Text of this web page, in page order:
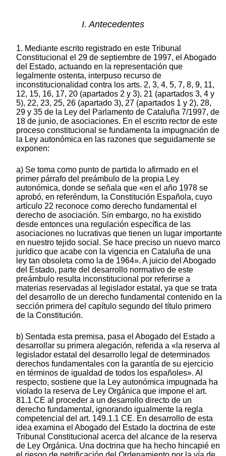
I. Antecedentes
1. Mediante escrito registrado en este Tribunal
Constitucional el 29 de septiembre de 1997, el Abogado
del Estado, actuando en la representación que
legalmente ostenta, interpuso recurso de
inconstitucionalidad contra los arts. 2, 3, 4, 5, 7, 8, 9, 11,
12, 15, 16, 17, 20 (apartados 2 y 3), 21 (apartados 3, 4 y
5), 22, 23, 25, 26 (apartado 3), 27 (apartados 1 y 2), 28,
29 y 35 de la Ley del Parlamento de Cataluña 7/1997, de
18 de junio, de asociaciones. En el escrito rector de este
proceso constitucional se fundamenta la impugnación de
la Ley autonómica en las razones que seguidamente se
exponen:
a) Se toma como punto de partida lo afirmado en el
primer párrafo del preámbulo de la propia Ley
autonómica, donde se señala que «en el año 1978 se
aprobó, en referéndum, la Constitución Española, cuyo
artículo 22 reconoce como derecho fundamental el
derecho de asociación. Sin embargo, no ha existido
desde entonces una regulación específica de las
asociaciones no lucrativas que tienen un lugar importante
en nuestro tejido social. Se hace preciso un nuevo marco
jurídico que acabe con la vigencia en Cataluña de una
ley tan obsoleta como la de 1964». A juicio del Abogado
del Estado, parte del desarrollo normativo de este
preámbulo resulta inconstitucional por referirse a
materias reservadas al legislador estatal, ya que se trata
del desarrollo de un derecho fundamental contenido en la
sección primera del capítulo segundo del título primero
de la Constitución.
b) Sentada esta premisa, pasa el Abogado del Estado a desarrollar su primera alegación, referida a «la reserva al legislador estatal del desarrollo legal de determinados derechos fundamentales con la garantía de su ejercicio en términos de igualdad de todos los españoles». Al respecto, sostiene que la Ley autonómica impugnada ha violado la reserva de Ley Orgánica que impone el art. 81.1 CE al proceder a un desarrollo directo de un derecho fundamental, ignorando igualmente la regla competencial del art. 149.1.1 CE. En desarrollo de esta idea examina el Abogado del Estado la doctrina de este Tribunal Constitucional acerca del alcance de la reserva de Ley Orgánica. Una doctrina que ha hecho hincapié en el riesgo de petrificación del Ordenamiento por la vía de las leyes orgánicas, por lo que se impone la interpretación restrictiva del art. 81.1 CE. Este criterio ha llevado a entender que la referencia al desarrollo de los derechos fundamentales y de las libertades públicas únicamente alcanza a los proclamados en la sección primera del capítulo segundo del título primero del texto constitucional (STC 70/1983, de 5 de agosto). Profundizando algo más, este Tribunal ha precisado que la referencia a los «derechos y libertades» se ciñe exclusivamente a éstos y no a cualesquiera otros contenidos de los arts. 15 a 29 CE (STC 6/1981, de 16 de marzo, en relación con el art. 20.3 CE). Finalmente, se ha señalado que sólo están sujetas a la reserva de ley orgánica las normas relativas al desarrollo de esos derechos, por lo que no cabe extenderla hasta comprender todo lo que «afecte» al derecho, ni siquiera todo lo que pueda considerarse regulación de su ejercicio (SSTC 67/1985, de 24 de mayo y 137/1986, de 6 de noviembre). A la vista de esta delimitación, sostiene el Abogado del Estado que «los artículos impugnados (salvo el art. 15, el 16 y el 29, que conciernen al art. 149.1.6 CE), entran de lleno en la reserva de ley orgánica, tal y como se contempla en los artículos 15 a 29; se trata de desarrollar el propio derecho; y se trata de un auténtico desarrollo general y directo del derecho como tal». Señala a continuación que es posible que una determinada materia quede nominalmente atribuida a la competencia exclusiva de una Comunidad Autónoma, en virtud de las previsiones estatutarias, pero que se encuentre conectada directamente con algún derecho fundamental. En tales supuestos, la adscripción material de tales derechos a las leyes orgánicas, cuya elaboración y aprobación corresponde a las Cortes Generales, conlleva que «se establezca una nueva relación de distribución competencial entre el Estado y las Comunidades Autónomas». En este sentido, la STC 25/1981, de 14 de julio, en su FJ 5, alude a la doble condición objetiva y subjetiva de los derechos fundamentales, calificados expresamente como «elemento unificador» del sistema. Siempre en opinión del Abogado del Estado, esta resolución deja clara «la configuración de los derechos fundamentales mediante un régimen unitario estatal y, en consecuencia, la necesidad de su regulación uniforme, atribuida, por lo demás a la ley orgánica», una idea que ya figuraba en la STC 5/1981, de 13 de febrero (FJ 22). Para el Abogado del Estado, en estas resoluciones «el Tribunal Constitucional, además de reiterar la función de las leyes orgánicas en cuanto al desarrollo normativo de los derechos fundamentales, pone de manifiesto la conexión de éstos con el título competencial recogido en el art. 149.1.1 CE». Centrando ya la cuestión en las relaciones entre leyes orgánicas y leyes ordinarias en lo que específicamente se refiere al derecho de asociación, alude a la STC 67/1985, de 24 de mayo, donde se declara que «el artículo 22 de la Constitución contiene una garantía que podríamos denominar común; es decir, el derecho de asociación que regula el artículo mencionado se refiere a un género -la asociación- dentro del que caben modalidades específicas. Así, en la propia Constitución (artículo 6 y 7), se contienen normas especiales respecto de asociaciones de relevancia constitucional como los partidos políticos, los sindicatos y las asociaciones empresariales» y se añade que «por ello debe señalarse que la reserva de la Ley Orgánica en el artículo 81.1 de la Constitución en orden a las leyes relativas "al desarrollo de los derechos fundamentales" se refiere en este caso a la Ley que desarrolle el derecho fundamental de asociación en cuanto tal, pero no excluye la posibilidad de que las leyes ordinarias incidan en la regulación de tipos específicos de asociaciones, siempre que respeten el desarrollo efectuado en la Ley Orgánica» [FJ 3 c)]. Con estas alusiones a la doctrina constitucional, entiende el Abogado del Estado que «se han sentado ya pautas notablemente seguras en relación con el ámbito general de la ley orgánica respecto a la regulación uniforme de los derechos fundamentales como status de todos los ciudadanos en cualquier parte del territorio nacional». Una doctrina que se completa en la STC 5/1981, de 13 de febrero, con una indicación capital, cual es la de que cuando concurre la reserva de ley orgánica con algún título competencial exclusiva del Estado, entonces el definido en el art. 149.1.30 CE, todo el desarrollo del derecho fundamental ha de permanecer en la esfera estatal. Bien es cierto que esta doctrina ha sido posteriormente matizada en la STC 137/1986, de 6 de noviembre. Finalmente, se menciona la STC 157/1992, de 22 de octubre, donde, al hilo del enjuiciamiento de la regulación autonómica de las asociaciones juveniles formalmente amparada en el título «juventud», se afirma que esta competencia no faculta al legislador autonómico para «establecer límites a la libertad de creación de asociaciones, a la libertad de asociarse y de no asociarse, al derecho de dar personalidad jurídica a las asociaciones constituidas, ni puede tampoco reglar la organización interna de las asociaciones, la normativa aplicable a las mismas, los derechos y deberes de sus miembros o las causas de suspensión y disolución de las mismas. En suma, no puede regular ni el ejercicio de la libertad de asociación ni el régimen jurídico general de las asociaciones juveniles» (FJ 2). En esta resolución se pondría claramente de manifiesto, según el parecer del Abogado del Estado, cómo, por el juego de la reserva de ley orgánica y de la regulación de las condiciones básicas del ejercicio del derecho fundamental, existe una esfera normativa que corresponde al Estado y que debe ser respetada por el legislador autonómico. c) Seguidamente se analizan «las competencias autonómicas en materia de asociaciones»; análisis que alcanza al «planteamiento general de la ley impugnada». Recuerda el Abogado del Estado que, en el momento de interponer el presente recurso, no existía una ley orgánica postconstitucional que hubiera desarrollado el derecho fundamental de asociación. De existir, las materias en ella reguladas, ya fueran estrictamente propias de la ley orgánica, ya simplemente conexas con aquéllas, quedarían congeladas en su rango y, por tanto, no cabría su regulación autonómica. Sin embargo, también apunta que, al no existir esa ley orgánica, es posible entender que la ley ordinaria autonómica puede regular todas las materias a las que no alcance la reserva de ley orgánica, es decir, también las denominadas conexas. Ante la ausencia de un ley orgánica en la materia, el Abogado del Estado apunta la conveniencia de atender a los criterios establecidos en la STC 5/1981, de 13 de febrero, dado que pueden servir para precisar qué preceptos de la ley impugnada invaden el ámbito estricto de la ley orgánica. Ciertamente, se señala, existen algunas diferencias sustanciales entre el supuesto entonces examinado y el actual. En la referida Sentencia se dilucidó la constitucionalidad de la Ley Orgánica del estatuto de centros escolares, que versaba sobre un derecho prestacional, mientras que el ahora concernido es un derecho de libertad. Por otro lado, en este caso «la competencia estatal, referida a una parte del ordenamiento jurídico con carácter general, coincide en una primera aproximación, con la competencia autonómica implicada»: la competencia exclusiva sobre «asociaciones de carácter docente, cultural, artístico, benéfico- asistencial y similares». Es preciso, por tanto, «dirimir esta aparente concurrencia de competencias». Al efecto, se invoca la STC 42/1981, de 22 de diciembre, en cuyo fundamento jurídico 2 se afirma que «la Constitución distingue entre distintos núcleos de interés, en función de los cuales han de atribuirse las respectivas competencias» y que «la técnica empleada por la Constitución es compleja, dada la coincidencia sobre una misma materia de intereses generales de diverso alcance, y dado que un mismo objeto es susceptible -generalmente- de ser situado en diversos campos. De ahí que para solucionar las cuestiones que puedan plantearse hay que partir del contenido inherente de cada competencia y sólo si, aun aplicando ese criterio, se sigue produciendo un entrecruzamiento, habrá que determinar la competencia que debe prevalecer». Acudiendo al contenido inherente del título competencial autonómico, señala el Abogado del Estado que hace referencia «a varios tipos o especies dentro del género asociación», por lo que no parece posible que partiendo desde esos tipos o especies el legislador autonómico proceda a regular todos los elementos definidores de la institución, ya que tales elementos corresponden al género y no a sus especies. En consecuencia, «el título competencial autonómico considerado debe entenderse como fundamentador de las facultades que se refieren a la especificidad resultante del carácter docente, cultural, artístico, benéfico- asistencial de ciertas asociaciones y no de todas las facultades sobre las asociaciones que tienen alguno de aquellos caracteres». Dicho de otro modo, aun cuando se ostente competencia exclusiva sobre determinados tipos de asociaciones, su desarrollo normativo no pod